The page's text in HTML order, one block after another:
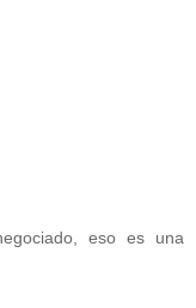
eso es una